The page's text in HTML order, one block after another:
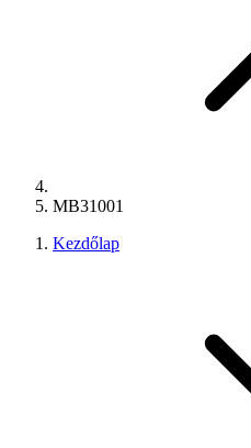
MB31001
Kezdőlap